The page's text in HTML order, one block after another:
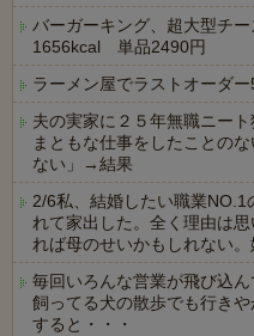
バーガーキング、超大型チ
1656kcal 単品2490円
ラーメン屋でラストオーダ
夫の実家に２５年無職ニー
まともな仕事をしたことの
ない」→結果
2/6私、結婚したい職業NO.1
れて家出した。全く理由は
れば母のせいかもしれない
毎回いろんな営業が飛び込
飼ってる犬の散歩でも行き
すると・・・